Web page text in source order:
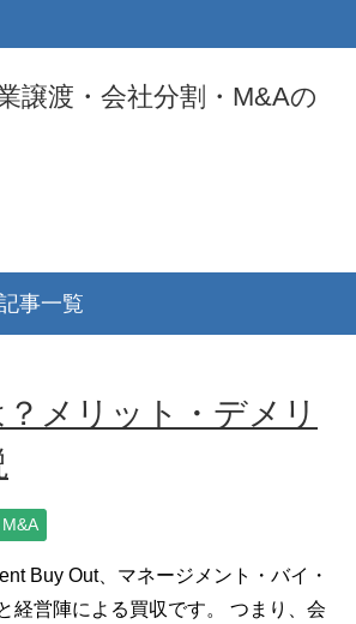
譲渡・会社分割・M&Aの
事一覧
メリット・デメリ
M&A
Buy Out、マネージメント・バイ・
経営陣による買収です。 つまり、会